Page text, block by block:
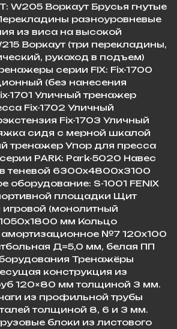
W205 Воркаут Брусья гнутые
разноуровневые
из виса на высокой
Воркаут (три перекладины,
рукоход в подъем)
серии FIX: Fix-1700
(без нанесения
1701 Уличный тренажер
Fix-1702 Уличный
Fix-1703 Уличный
сидя с мерной шкалой
тренажер Упор для пресса
PARK: Park-5020 Навес
теневой 6300х4800х3100
оборудование: S-1001 FENIX
площадки Щит
(монолитный
мм Кольцо
амортизационное №7 120х100
Д=5,0 мм, белая ПП
Тренажёры
конструкция из
120×80 мм толщиной 3 мм.
из профильной трубы
толщиной 8, 6 и 3 мм.
блоки из листового